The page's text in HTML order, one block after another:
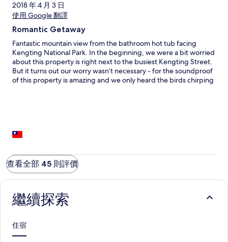
2018 年 4 月 3 日
使用 Google 翻譯
Romantic Getaway
Fantastic mountain view from the bathroom hot tub facing
Kengting National Park. In the beginning, we were a bit worried
about this property is right next to the busiest Kengting Street.
But it turns out our worry wasn’t necessary - for the soundproof
of this property is amazing and we only heard the birds chirping
查看全部 45 則評價
繼續探索
住宿